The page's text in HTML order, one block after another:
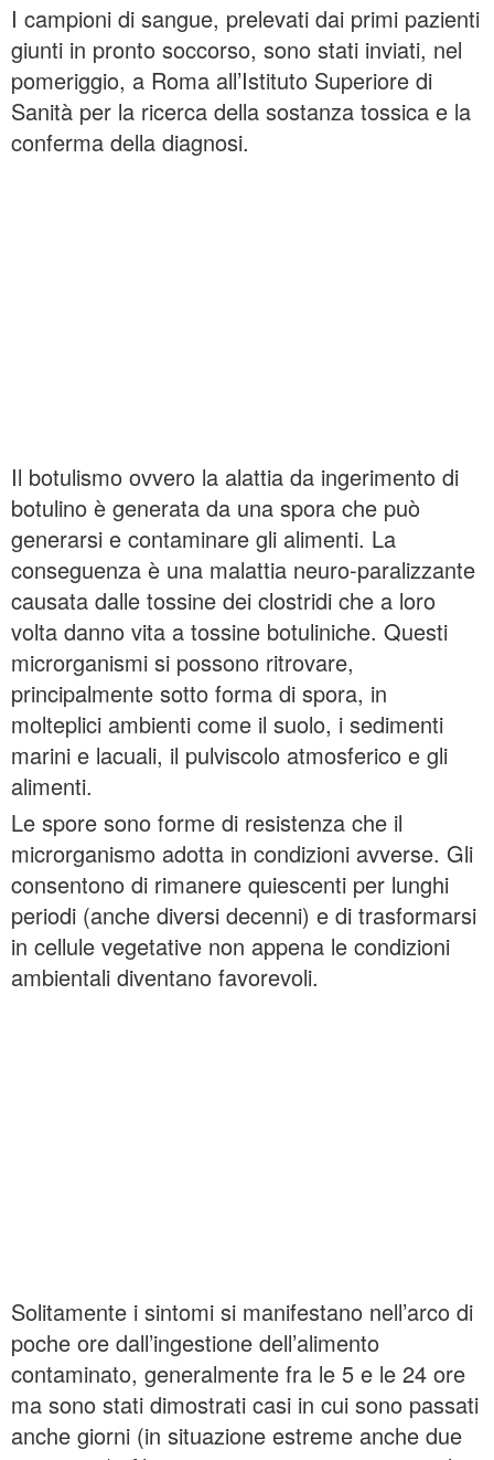
I campioni di sangue, prelevati dai primi pazienti
giunti in pronto soccorso, sono stati inviati, nel
pomeriggio, a Roma all’Istituto Superiore di
Sanità per la ricerca della sostanza tossica e la
conferma della diagnosi.
Il botulismo ovvero la alattia da ingerimento di
botulino è generata da una spora che può
generarsi e contaminare gli alimenti. La
conseguenza è una malattia neuro-paralizzante
causata dalle tossine dei clostridi che a loro
volta danno vita a tossine botuliniche. Questi
microrganismi si possono ritrovare,
principalmente sotto forma di spora, in
molteplici ambienti come il suolo, i sedimenti
marini e lacuali, il pulviscolo atmosferico e gli
alimenti.
Le spore sono forme di resistenza che il
microrganismo adotta in condizioni avverse. Gli
consentono di rimanere quiescenti per lunghi
periodi (anche diversi decenni) e di trasformarsi
in cellule vegetative non appena le condizioni
ambientali diventano favorevoli.
Solitamente i sintomi si manifestano nell’arco di
poche ore dall’ingestione dell’alimento
contaminato, generalmente fra le 5 e le 24 ore
ma sono stati dimostrati casi in cui sono passati
anche giorni (in situazione estreme anche due